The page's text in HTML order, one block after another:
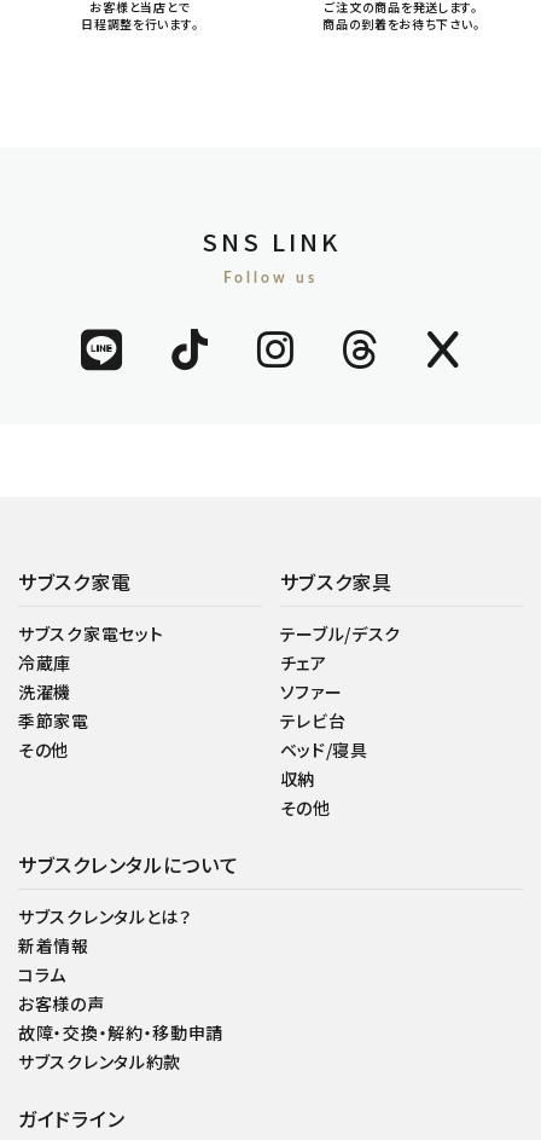
お客様と当店とで
日程調整を行います。
ご注文の商品を発送します。
商品の到着をお待ち下さい。
SNS LINK
Follow us
サブスク家電
サブスク家電セット
冷蔵庫
洗濯機
季節家電
その他
サブスク家具
テーブル/デスク
チェア
ソファー
テレビ台
ベッド/寝具
収納
その他
サブスクレンタルについて
サブスクレンタルとは？
新着情報
コラム
お客様の声
故障・交換・解約・移動申請
サブスクレンタル約款
ガイドライン